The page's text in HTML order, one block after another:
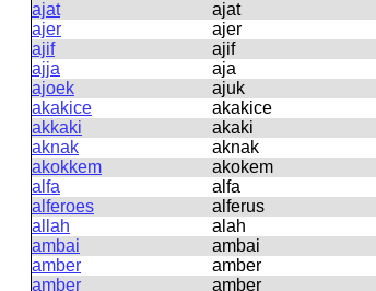
ajat
ajat
ajer
ajer
ajif
ajif
ajja
aja
ajoek
ajuk
akakice
akakice
akkaki
akaki
aknak
aknak
akokkem
akokem
alfa
alfa
alferoes
alferus
allah
alah
ambai
ambai
amber
amber
amber
amber